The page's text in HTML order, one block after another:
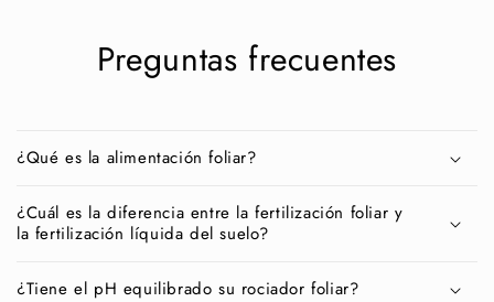
Preguntas frecuentes
¿Qué es la alimentación foliar?
¿Cuál es la diferencia entre la fertilización foliar y
la fertilización líquida del suelo?
¿Tiene el pH equilibrado su rociador foliar?